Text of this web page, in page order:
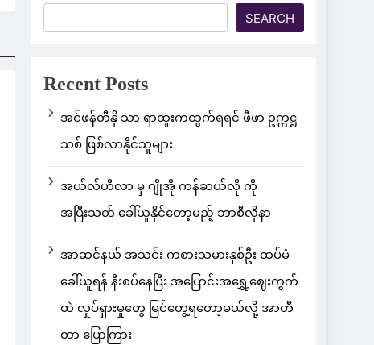
SEARCH
Recent Posts
အင်ဖန်တီနို သာ ရာထူးကထွက်ရရင် ဖီဖာ ဥက္ကဋ္ဌ
သစ် ဖြစ်လာနိုင်သူများ
အယ်လ်ဟီလာ မှ ဂျိုအို ကန်ဆယ်လို ကို
အပြီးသတ် ခေါ်ယူနိုင်တော့မည့် ဘာစီလိုနာ
အာဆင်နယ် အသင်း ကစားသမားနှစ်ဦး ထပ်မံ
ခေါ်ယူရန် နီးစပ်နေပြီး အပြောင်းအရွှေ့ဈေးကွက်
ထဲ လှုပ်ရှားမှုတွေ မြင်တွေ့ရတော့မယ်လို့ အာတီ
တာ ပြောကြား